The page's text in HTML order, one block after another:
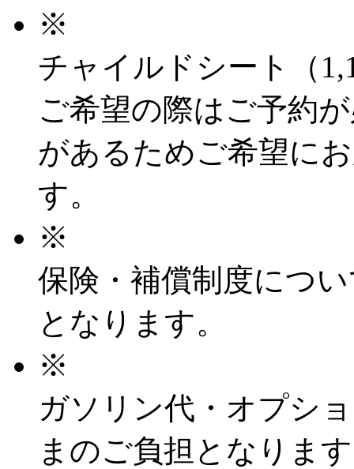
※
チャイルドシート（
ご希望の際はご予約
があるためご希望に
す。
※
保険・補償制度につ
となります。
※
ガソリン代・オプシ
まのご負担となりま